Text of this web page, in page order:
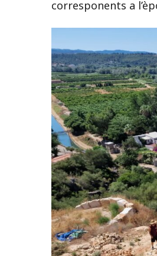
corresponents a